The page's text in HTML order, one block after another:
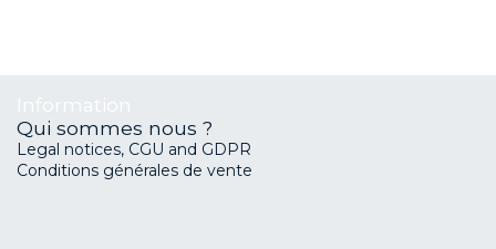
Qui sommes nous ?
Legal notices, CGU and GDPR
Conditions générales de vente